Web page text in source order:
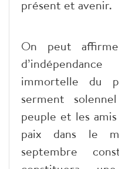
présent et avenir.
On peut
immortelle du
serment
peuple et les
paix dans le
septembre